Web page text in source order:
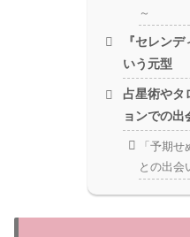
～
『セレン
いう元型
占星術やタ
ョンでの出
「予期
との出会